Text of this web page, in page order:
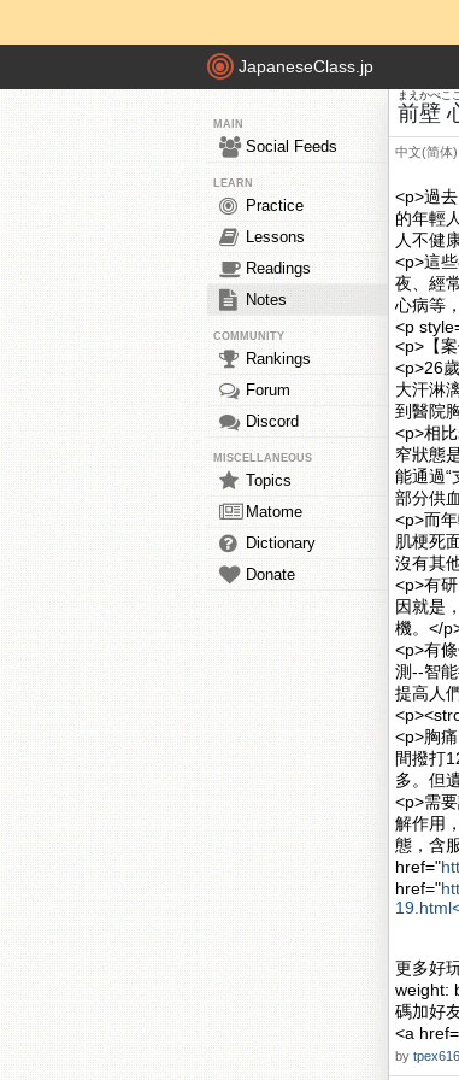
JapaneseClass.jp
MAIN
Social Feeds
LEARN
Practice
Lessons
Readings
Notes
COMMUNITY
Rankings
Forum
Discord
MISCELLANEOUS
Topics
Matome
Dictionary
Donate
前
まえ
壁
かべこ
中文(简体)
<p>過
的年輕
人不健
<p>這
夜、經
心病等
<p
<p>【
<p>26
大汗淋
到醫院
<p>相
窄狀態
能通過“
部分供
<p>而
肌梗死
沒有其
<p>有
因就是
機。</
<p>有
測--智
提高人
<p>胸
間撥打
多。但
<p>需
解作用
態，含服
href="
href="
更多好
weight:
碼加好
<a
by